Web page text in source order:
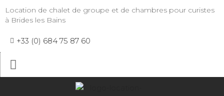
Location de chalet de groupe et de chambres pour curistes
à Brides les Bains
+33 (0) 684 75 87 60